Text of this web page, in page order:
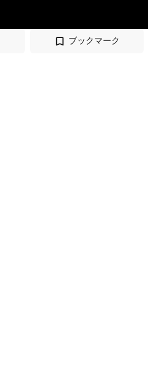
ブックマーク